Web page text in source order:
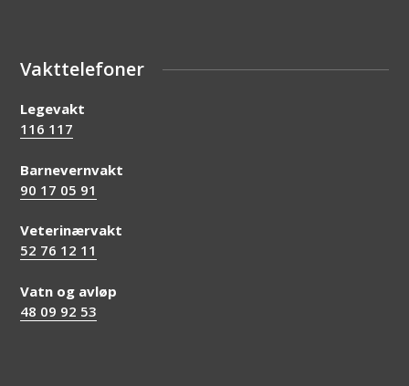
Vakttelefoner
Legevakt
116 117
Barnevernvakt
90 17 05 91
Veterinærvakt
52 76 12 11
Vatn og avløp
48 09 92 53